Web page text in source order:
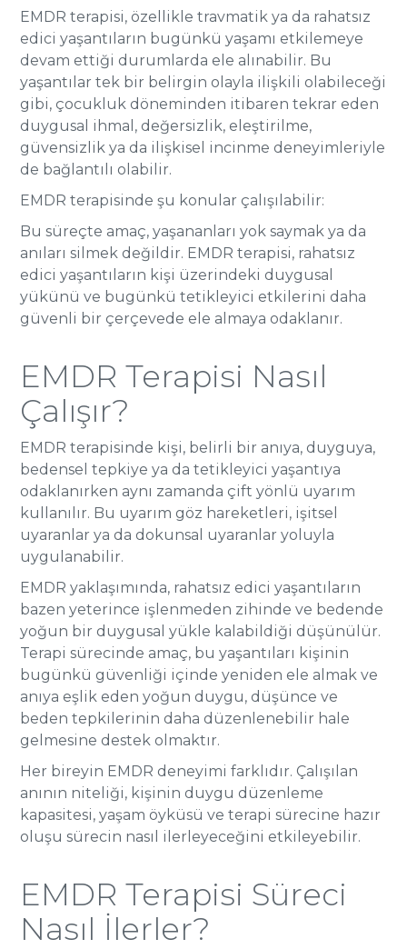
EMDR terapisi, özellikle travmatik ya da rahatsız
edici yaşantıların bugünkü yaşamı etkilemeye
devam ettiği durumlarda ele alınabilir. Bu
yaşantılar tek bir belirgin olayla ilişkili olabileceği
gibi, çocukluk döneminden itibaren tekrar eden
duygusal ihmal, değersizlik, eleştirilme,
güvensizlik ya da ilişkisel incinme deneyimleriyle
de bağlantılı olabilir.
EMDR terapisinde şu konular çalışılabilir:
Bu süreçte amaç, yaşananları yok saymak ya da
anıları silmek değildir. EMDR terapisi, rahatsız
edici yaşantıların kişi üzerindeki duygusal
yükünü ve bugünkü tetikleyici etkilerini daha
güvenli bir çerçevede ele almaya odaklanır.
EMDR Terapisi Nasıl
Çalışır?
EMDR terapisinde kişi, belirli bir anıya, duyguya,
bedensel tepkiye ya da tetikleyici yaşantıya
odaklanırken aynı zamanda çift yönlü uyarım
kullanılır. Bu uyarım göz hareketleri, işitsel
uyaranlar ya da dokunsal uyaranlar yoluyla
uygulanabilir.
EMDR yaklaşımında, rahatsız edici yaşantıların
bazen yeterince işlenmeden zihinde ve bedende
yoğun bir duygusal yükle kalabildiği düşünülür.
Terapi sürecinde amaç, bu yaşantıları kişinin
bugünkü güvenliği içinde yeniden ele almak ve
anıya eşlik eden yoğun duygu, düşünce ve
beden tepkilerinin daha düzenlenebilir hale
gelmesine destek olmaktır.
Her bireyin EMDR deneyimi farklıdır. Çalışılan
anının niteliği, kişinin duygu düzenleme
kapasitesi, yaşam öyküsü ve terapi sürecine hazır
oluşu sürecin nasıl ilerleyeceğini etkileyebilir.
EMDR Terapisi Süreci
Nasıl İlerler?